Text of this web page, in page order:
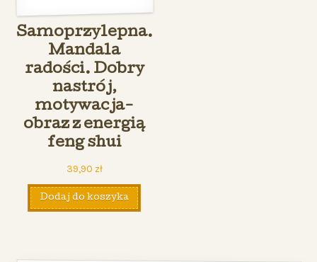
Samoprzylepna.
Mandala
radości. Dobry
nastrój,
motywacja-
obraz z energią
feng shui
39,90 zł
Dodaj do koszyka